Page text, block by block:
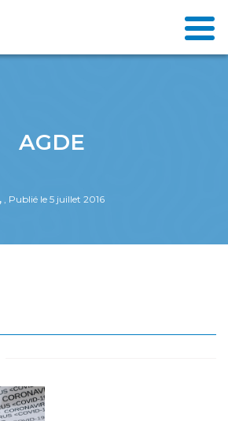
AGDE
, , Publié le 5 juillet 2016